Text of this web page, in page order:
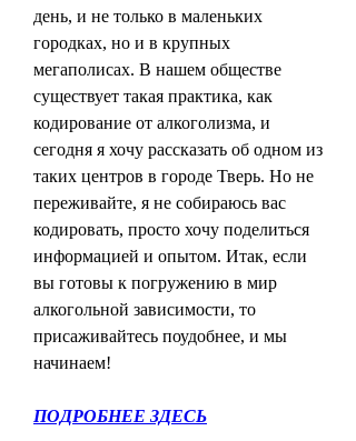
день, и не только в маленьких
городках, но и в крупных
мегаполисах. В нашем обществе
существует такая практика, как
кодирование от алкоголизма, и
сегодня я хочу рассказать об одном из
таких центров в городе Тверь. Но не
переживайте, я не собираюсь вас
кодировать, просто хочу поделиться
информацией и опытом. Итак, если
вы готовы к погружению в мир
алкогольной зависимости, то
присаживайтесь поудобнее, и мы
начинаем!
ПОДРОБНЕЕ ЗДЕСЬ